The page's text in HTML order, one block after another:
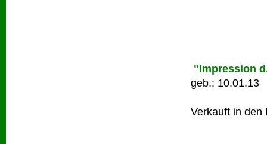
"Impression
geb.: 10.01.13
Verkauft in den